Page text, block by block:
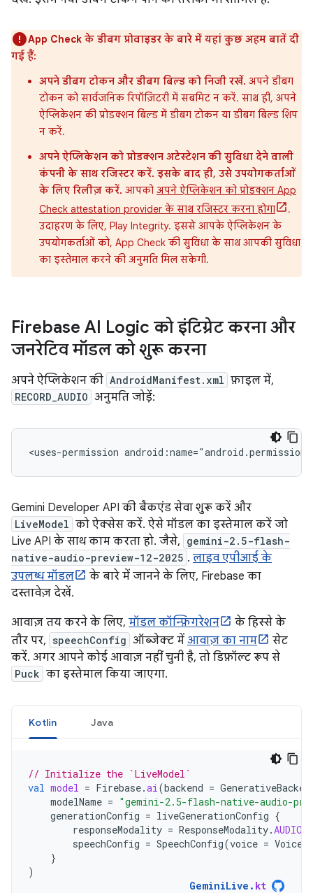
App Check के डीबग प्रोवाइडर के बारे में यहां कुछ अहम बातें दी
गई हैं:
अपने डीबग टोकन और डीबग बिल्ड को निजी रखें. अपने डीबग
टोकन को सार्वजनिक रिपॉज़िटरी में सबमिट न करें. साथ ही, अपने
ऐप्लिकेशन की प्रोडक्शन बिल्ड में डीबग टोकन या डीबग बिल्ड शिप
न करें.
अपने ऐप्लिकेशन को प्रोडक्शन अटेस्टेशन की सुविधा देने वाली
कंपनी के साथ रजिस्टर करें. इसके बाद ही, उसे उपयोगकर्ताओं
के लिए रिलीज़ करें. आपको अपने ऐप्लिकेशन को प्रोडक्शन App
Check attestation provider के साथ रजिस्टर करना होगा
.
उदाहरण के लिए, Play Integrity. इससे आपके ऐप्लिकेशन के
उपयोगकर्ताओं को, App Check की सुविधा के साथ आपकी सुविधा
का इस्तेमाल करने की अनुमति मिल सकेगी.
Firebase AI Logic को इंटिग्रेट करना और
जनरेटिव मॉडल को शुरू करना
अपने ऐप्लिकेशन की AndroidManifest.xml फ़ाइल में,
RECORD_AUDIO अनुमति जोड़ें:
<uses-permission
Gemini Developer API की बैकएंड सेवा शुरू करें और
LiveModel को ऐक्सेस करें. ऐसे मॉडल का इस्तेमाल करें जो
Live API के साथ काम करता हो. जैसे, gemini-2.5-flash-
native-audio-preview-12-2025 . लाइव एपीआई के
उपलब्ध मॉडल
के बारे में जानने के लिए, Firebase का
दस्तावेज़ देखें.
आवाज़ तय करने के लिए, मॉडल कॉन्फ़िगरेशन
के हिस्से के
तौर पर, speechConfig ऑब्जेक्ट में आवाज़ का नाम
सेट
करें. अगर आपने कोई आवाज़ नहीं चुनी है, तो डिफ़ॉल्ट रूप से
Puck का इस्तेमाल किया जाएगा.
Kotlin Java
// Initialize the `LiveModel`
val model = Firebase.ai(backend =
modelName = "gemini-2.5-flash-native-audio-
generationConfig = liveGenerationConfig {
responseModality = ResponseModality.AUDIO
speechConfig = SpeechConfig(voice = Voice
}
)
GeminiLive . kt